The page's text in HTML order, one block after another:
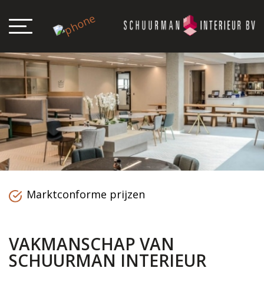
Marktconforme prijzen
VAKMANSCHAP VAN
SCHUURMAN INTERIEUR